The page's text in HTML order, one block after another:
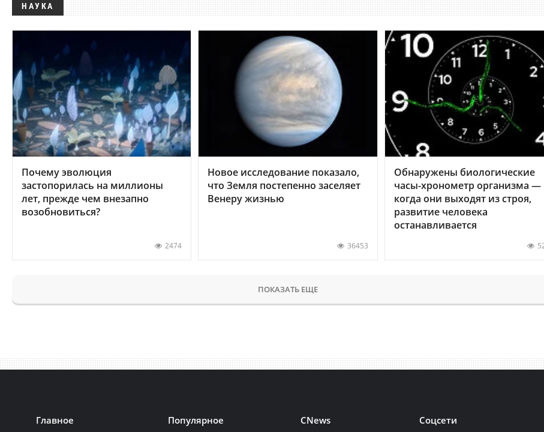
НАУКА
Почему эволюция
застопорилась на миллионы
лет, прежде чем внезапно
возобновиться?
2474
Новое исследование показало,
что Земля постепенно заселяет
Венеру жизнью
36453
Обнаружены биологические
часы-хронометр организма —
когда они выходят из строя,
развитие человека
останавливается
ПОКАЗАТЬ ЕЩЕ
Главное Популярное CNews Соцсети